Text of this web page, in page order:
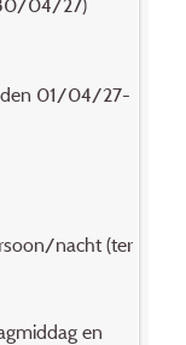
04/27)
01/04/27-
nacht (ter
en